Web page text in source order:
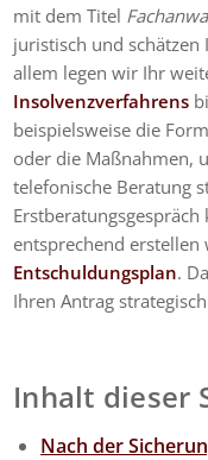
mit dem Titel
juristisch und schätzen
allem legen wir Ihr
Insolvenzverfahrens
beispielsweise die
oder die Maßnahmen,
telefonische Beratung
entsprechend erstellen
Entschuldungsplan.
Ihren Antrag
Inhalt dieser
Nach der